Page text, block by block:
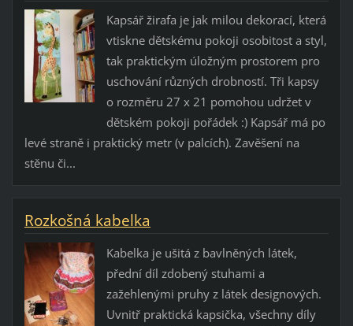
Kapsář žirafa je jak milou dekorací, která
vtiskne dětskému pokoji osobitost a styl,
tak praktickým úložným prostorem pro
uschování různých drobností. Tři kapsy
o rozměru 27 x 21 pomohou udržet v
dětském pokoji pořádek :) Kapsář má po
levé straně i praktický metr (v palcích). Zavěšení na
stěnu či...
Rozkošná kabelka
Kabelka je ušitá z bavlněných látek,
přední díl zdobený stuhami a
zažehlenými pruhy z látek designových.
Uvnitř praktická kapsička, všechny díly